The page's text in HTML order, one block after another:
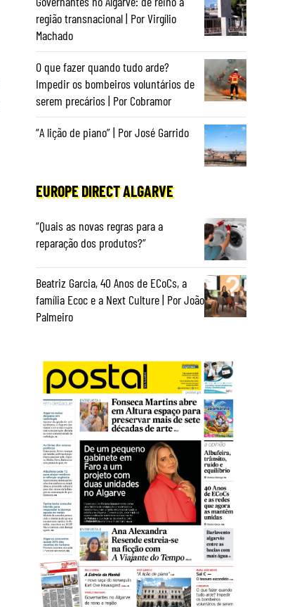
região transnacional | Por Virgílio
Machado
O que fazer quando tudo arde?
Impedir os bombeiros voluntários de
serem precários | Por Cobramor
“A lição de piano” | Por José Garrido
EUROPE DIRECT ALGARVE
“Quais as novas regras para a
reparação dos produtos?”
Beatriz Garcia, 40 Anos de ECoCs, a
família Ecoc e a Next Culture | Por João
Palmeiro